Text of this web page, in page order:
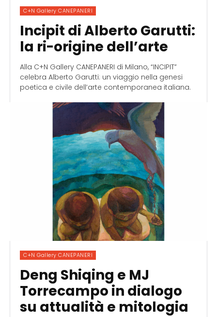
C+N Gallery CANEPANERI
Incipit di Alberto Garutti:
la ri-origine dell’arte
Alla C+N Gallery CANEPANERI di Milano, “INCIPIT”
celebra Alberto Garutti: un viaggio nella genesi
poetica e civile dell’arte contemporanea italiana.
C+N Gallery CANEPANERI
Deng Shiqing e MJ
Torrecampo in dialogo
su attualità e mitologia